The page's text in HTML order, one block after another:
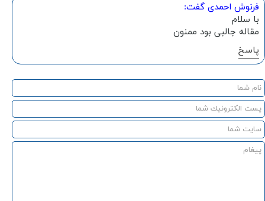
فرنوش احمدی گفت:
با سلام
مقاله جالبی بود ممنون
پاسخ